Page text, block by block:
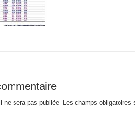
ne sera pas publiée. Les champs obligatoires